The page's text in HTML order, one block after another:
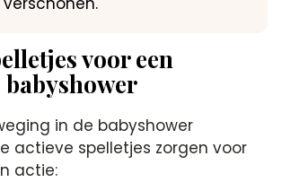
voor een
in de babyshower
actieve spelletjes zorgen voor
actie: